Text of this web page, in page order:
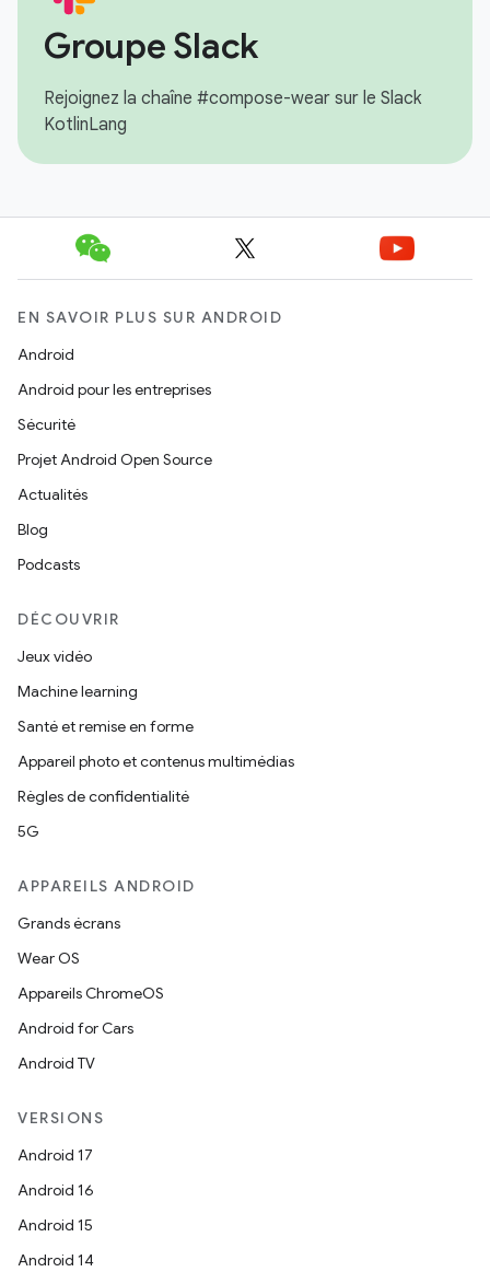
Groupe Slack
Rejoignez la chaîne #compose-wear sur le Slack
KotlinLang
EN SAVOIR PLUS SUR ANDROID
Android
Android pour les entreprises
Sécurité
Projet Android Open Source
Actualités
Blog
Podcasts
DÉCOUVRIR
Jeux vidéo
Machine learning
Santé et remise en forme
Appareil photo et contenus multimédias
Règles de confidentialité
5G
APPAREILS ANDROID
Grands écrans
Wear OS
Appareils ChromeOS
Android for Cars
Android TV
VERSIONS
Android 17
Android 16
Android 15
Android 14